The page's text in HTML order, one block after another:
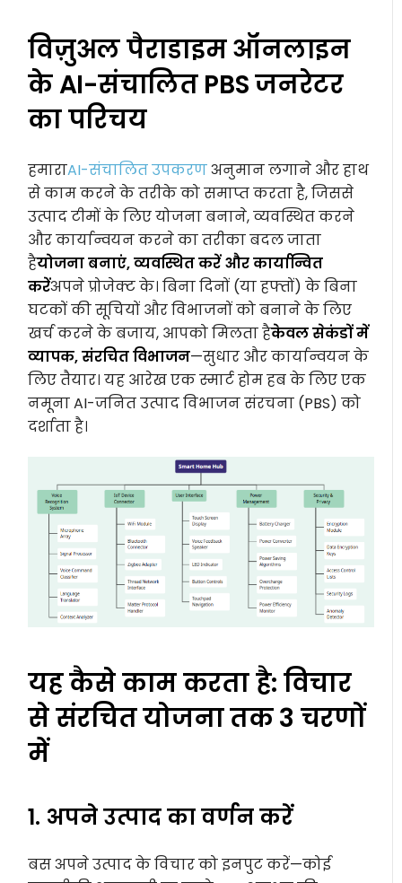
विज़ुअल पैराडाइम ऑनलाइन
के AI-संचालित PBS जनरेटर
का परिचय
हमाराAI-संचालित उपकरणअनुमान लगाने और हाथ
से काम करने के तरीके को समाप्त करता है, जिससे
उत्पाद टीमों के लिए योजना बनाने, व्यवस्थित करने
और कार्यान्वयन करने का तरीका बदल जाता
हैयोजना बनाएं, व्यवस्थित करें और कार्यान्वित
करेंअपने प्रोजेक्ट के। बिना दिनों (या हफ्तों) के बिना
घटकों की सूचियों और विभाजनों को बनाने के लिए
खर्च करने के बजाय, आपको मिलता हैकेवल सेकंडों में
व्यापक, संरचित विभाजन—सुधार और कार्यान्वयन के
लिए तैयार। यह आरेख एक स्मार्ट होम हब के लिए एक
नमूना AI-जनित उत्पाद विभाजन संरचना (PBS) को
दर्शाता है।
यह कैसे काम करता है: विचार
से संरचित योजना तक 3 चरणों
में
1. अपने उत्पाद का वर्णन करें
बस अपने उत्पाद के विचार को इनपुट करें—कोई